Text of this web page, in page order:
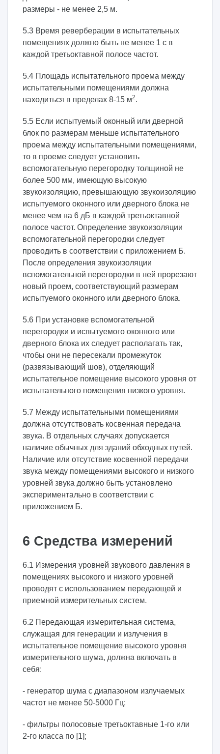
размеры - не менее 2,5 м.
5.3 Время реверберации в испытательных
помещениях должно быть не менее 1 с в
каждой третьоктавной полосе частот.
5.4 Площадь испытательного проема между
испытательными помещениями должна
находиться в пределах 8-15 м2.
5.5 Если испытуемый оконный или дверной
блок по размерам меньше испытательного
проема между испытательными помещениями,
то в проеме следует установить
вспомогательную перегородку толщиной не
более 500 мм, имеющую высокую
звукоизоляцию, превышающую звукоизоляцию
испытуемого оконного или дверного блока не
менее чем на 6 дБ в каждой третьоктавной
полосе частот. Определение звукоизоляции
вспомогательной перегородки следует
проводить в соответствии с приложением Б.
После определения звукоизоляции
вспомогательной перегородки в ней прорезают
новый проем, соответствующий размерам
испытуемого оконного или дверного блока.
5.6 При установке вспомогательной
перегородки и испытуемого оконного или
дверного блока их следует располагать так,
чтобы они не пересекали промежуток
(развязывающий шов), отделяющий
испытательное помещение высокого уровня от
испытательного помещения низкого уровня.
5.7 Между испытательными помещениями
должна отсутствовать косвенная передача
звука. В отдельных случаях допускается
наличие обычных для зданий обходных путей.
Наличие или отсутствие косвенной передачи
звука между помещениями высокого и низкого
уровней звука должно быть установлено
экспериментально в соответствии с
приложением Б.
6 Средства измерений
6.1 Измерения уровней звукового давления в
помещениях высокого и низкого уровней
проводят с использованием передающей и
приемной измерительных систем.
6.2 Передающая измерительная система,
служащая для генерации и излучения в
испытательное помещение высокого уровня
измерительного шума, должна включать в
себя:
- генератор шума с диапазоном излучаемых
частот не менее 50-5000 Гц;
- фильтры полосовые третьоктавные 1-го или
2-го класса по [1];